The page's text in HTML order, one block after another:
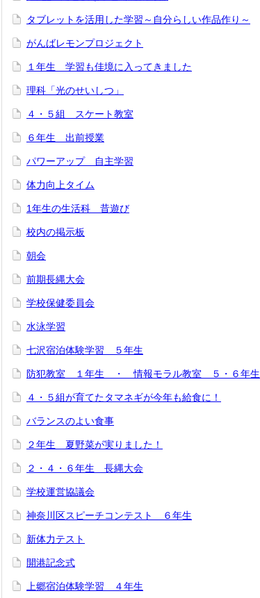
タブレットを活用した学習～自分らしい作品作り～
がんばレモンプロジェクト
１年生 学習も佳境に入ってきました
理科「光のせいしつ」
４・５組 スケート教室
６年生 出前授業
パワーアップ 自主学習
体力向上タイム
1年生の生活科 昔遊び
校内の掲示板
朝会
前期長縄大会
学校保健委員会
水泳学習
七沢宿泊体験学習 ５年生
防犯教室 １年生 ・ 情報モラル教室 ５・６年生
４・５組が育てたタマネギが今年も給食に！
バランスのよい食事
２年生 夏野菜が実りました！
２・４・６年生 長縄大会
学校運営協議会
神奈川区スピーチコンテスト ６年生
新体力テスト
開港記念式
上郷宿泊体験学習 ４年生